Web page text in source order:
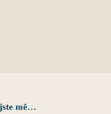
mě…